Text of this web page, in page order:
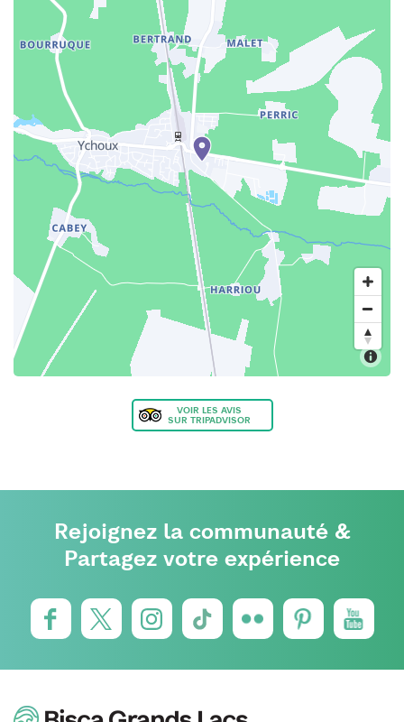
VOIR LES AVIS
SUR TRIPADVISOR
Rejoignez la communauté &
Partagez votre expérience